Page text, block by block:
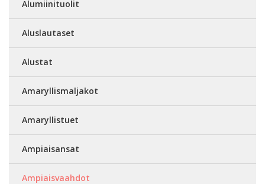
Alumiinituolit
Aluslautaset
Alustat
Amaryllismaljakot
Amaryllistuet
Ampiaisansat
Ampiaisvaahdot